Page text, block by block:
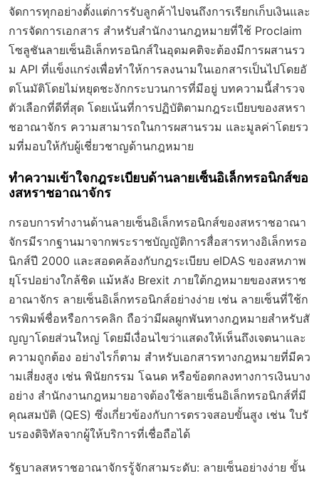
จัดการทุกอย่างตั้งแต่การรับลูกค้าไปจนถึงการเรียกเก็บเงินและ
การจัดการเอกสาร สำหรับสำนักงานกฎหมายที่ใช้ Proclaim
โซลูชันลายเซ็นอิเล็กทรอนิกส์ในอุดมคติจะต้องมีการผสานรว
ม API ที่แข็งแกร่งเพื่อทำให้การลงนามในเอกสารเป็นไปโดยอั
ตโนมัติโดยไม่หยุดชะงักกระบวนการที่มีอยู่ บทความนี้สำรวจ
ตัวเลือกที่ดีที่สุด โดยเน้นที่การปฏิบัติตามกฎระเบียบของสหรา
ชอาณาจักร ความสามารถในการผสานรวม และมูลค่าโดยรว
มที่มอบให้กับผู้เชี่ยวชาญด้านกฎหมาย
ทำความเข้าใจกฎระเบียบด้านลายเซ็นอิเล็กทรอนิกส์ขอ
งสหราชอาณาจักร
กรอบการทำงานด้านลายเซ็นอิเล็กทรอนิกส์ของสหราชอาณา
จักรมีรากฐานมาจากพระราชบัญญัติการสื่อสารทางอิเล็กทรอ
นิกส์ปี 2000 และสอดคล้องกับกฎระเบียบ eIDAS ของสหภาพ
ยุโรปอย่างใกล้ชิด แม้หลัง Brexit ภายใต้กฎหมายของสหราช
อาณาจักร ลายเซ็นอิเล็กทรอนิกส์อย่างง่าย เช่น ลายเซ็นที่ใช้ก
ารพิมพ์ชื่อหรือการคลิก ถือว่ามีผลผูกพันทางกฎหมายสำหรับสั
ญญาโดยส่วนใหญ่ โดยมีเงื่อนไขว่าแสดงให้เห็นถึงเจตนาและ
ความถูกต้อง อย่างไรก็ตาม สำหรับเอกสารทางกฎหมายที่มีคว
ามเสี่ยงสูง เช่น พินัยกรรม โฉนด หรือข้อตกลงทางการเงินบาง
อย่าง สำนักงานกฎหมายอาจต้องใช้ลายเซ็นอิเล็กทรอนิกส์ที่มี
คุณสมบัติ (QES) ซึ่งเกี่ยวข้องกับการตรวจสอบขั้นสูง เช่น ใบรั
บรองดิจิทัลจากผู้ให้บริการที่เชื่อถือได้
รัฐบาลสหราชอาณาจักรรู้จักสามระดับ: ลายเซ็นอย่างง่าย ขั้น